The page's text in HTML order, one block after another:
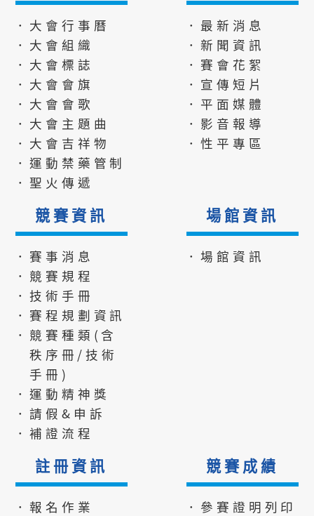
．大會行事曆
．大會組織
．大會標誌
．大會會旗
．大會會歌
．大會主題曲
．大會吉祥物
．運動禁藥管制
．聖火傳遞
．最新消息
．新聞資訊
．賽會花絮
．宣傳短片
．平面媒體
．影音報導
．性平專區
競賽資訊
．賽事消息
．競賽規程
．技術手冊
．賽程規劃資訊
．競賽種類(含
秩序冊/技術
手冊)
．運動精神獎
．請假&申訴
．補證流程
場館資訊
．場館資訊
註冊資訊
．報名作業
競賽成績
．參賽證明列印